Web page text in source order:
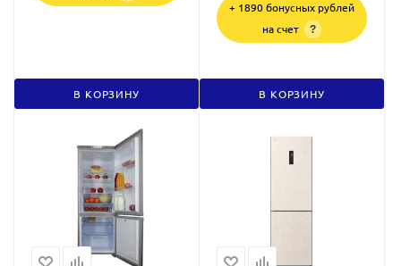
В КОРЗИНУ
+ 1890 бонусных рублей
на счет
?
В КОРЗИНУ